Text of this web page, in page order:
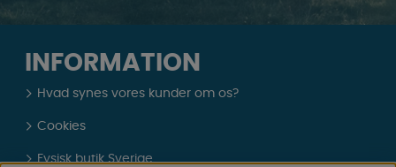
INFORMATION
Hvad synes vores kunder om os?
Cookies
Fysisk butik Sverige